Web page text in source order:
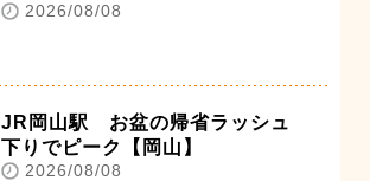
2026/08/08
JR岡山駅 お盆の帰省ラッシュ
下りでピーク【岡山】
2026/08/08